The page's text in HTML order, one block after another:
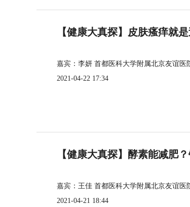
【健康大真探】皮肤瘙痒就
嘉宾：李妍 首都医科大学附属北京友谊医
2021-04-22 17:34
【健康大真探】酵素能减肥
嘉宾：王佳 首都医科大学附属北京友谊医
2021-04-21 18:44